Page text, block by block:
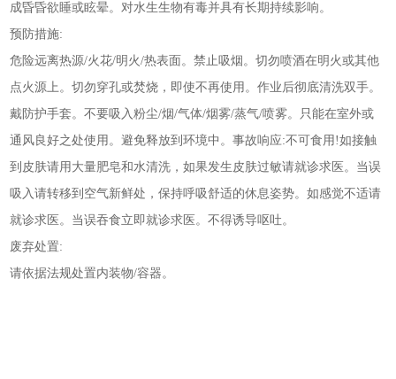
成昏昏欲睡或眩晕。对水生生物有毒并具有长期持续影响。
预防措施:
危险远离热源/火花/明火/热表面。禁止吸烟。切勿喷酒在明火或其他
点火源上。切勿穿孔或焚烧，即使不再使用。作业后彻底清洗双手。
戴防护手套。不要吸入粉尘/烟/气体/烟雾/蒸气/喷雾。只能在室外或
通风良好之处使用。避免释放到环境中。事故响应:不可食用!如接触
到皮肤请用大量肥皂和水清洗，如果发生皮肤过敏请就诊求医。当误
吸入请转移到空气新鲜处，保持呼吸舒适的休息姿势。如感觉不适请
就诊求医。当误吞食立即就诊求医。不得诱导呕吐。
废弃处置:
请依据法规处置内装物/容器。